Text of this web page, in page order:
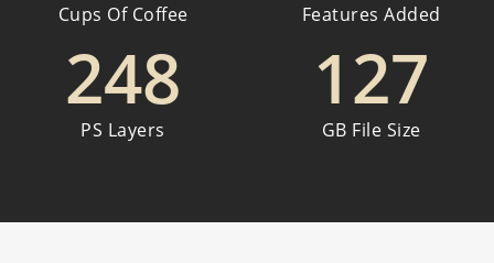
Cups Of Coffee Features Added
248
PS Layers
127
GB File Size